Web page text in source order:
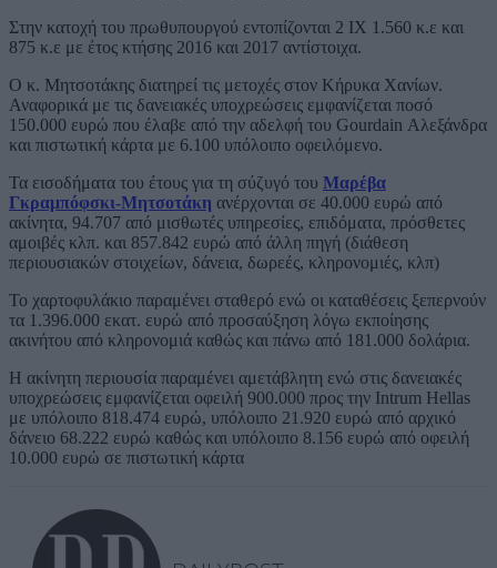
Στην κατοχή του πρωθυπουργού εντοπίζονται 2 ΙΧ 1.560 κ.ε και
875 κ.ε με έτος κτήσης 2016 και 2017 αντίστοιχα.
Ο κ. Μητσοτάκης διατηρεί τις μετοχές στον Κήρυκα Χανίων.
Αναφορικά με τις δανειακές υποχρεώσεις εμφανίζεται ποσό
150.000 ευρώ που έλαβε από την αδελφή του Gourdain Αλεξάνδρα
και πιστωτική κάρτα με 6.100 υπόλοιπο οφειλόμενο.
Τα εισοδήματα του έτους για τη σύζυγό του Μαρέβα
Γκραμπόφσκι-Μητσοτάκη ανέρχονται σε 40.000 ευρώ από
ακίνητα, 94.707 από μισθωτές υπηρεσίες, επιδόματα, πρόσθετες
αμοιβές κλπ. και 857.842 ευρώ από άλλη πηγή (διάθεση
περιουσιακών στοιχείων, δάνεια, δωρεές, κληρονομιές, κλπ)
Το χαρτοφυλάκιο παραμένει σταθερό ενώ οι καταθέσεις ξεπερνούν
τα 1.396.000 εκατ. ευρώ από προσαύξηση λόγω εκποίησης
ακινήτου από κληρονομιά καθώς και πάνω από 181.000 δολάρια.
Η ακίνητη περιουσία παραμένει αμετάβλητη ενώ στις δανειακές
υποχρεώσεις εμφανίζεται οφειλή 900.000 προς την Intrum Hellas
με υπόλοιπο 818.474 ευρώ, υπόλοιπο 21.920 ευρώ από αρχικό
δάνειο 68.222 ευρώ καθώς και υπόλοιπο 8.156 ευρώ από οφειλή
10.000 ευρώ σε πιστωτική κάρτα